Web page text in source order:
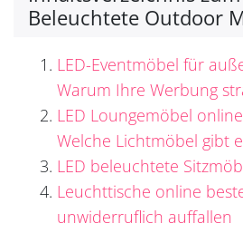
Beleuchtete Outdoor
LED-Eventmöbel für
Warum Ihre Werbung
LED Loungemöbel
Welche Lichtmöbel gibt
LED beleuchtete
Leuchttische online
unwiderruflich auffallen